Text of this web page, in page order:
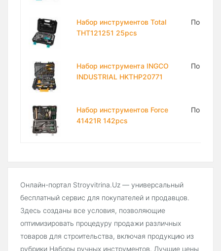
Набор инструментов Total
THT121251 25pcs
По
Набор инструмента INGCO
INDUSTRIAL HKTHP20771
По
Набор инструментов Force
41421R 142pcs
По
Онлайн-портал Stroyvitrina.Uz — универсальный
бесплатный сервис для покупателей и продавцов.
Здесь созданы все условия, позволяющие
оптимизировать процедуру продажи различных
товаров для строительства, включая продукцию из
рубрики Наборы ручных инструментов. Лучшие цены